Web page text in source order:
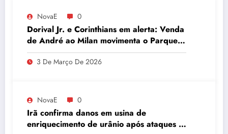
NovaE 0
Dorival Jr. e Corinthians em alerta: Venda
de André ao Milan movimenta o Parque
São Jorge
3 De Março De 2026
NovaE 0
Irã confirma danos em usina de
enriquecimento de urânio após ataques e